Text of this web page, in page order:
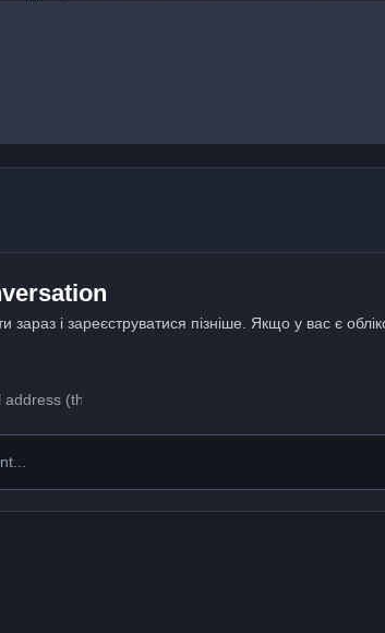
зараз і зареєструватися пізніше. Якщо у вас є